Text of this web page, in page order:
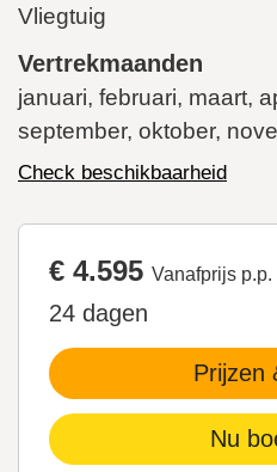
Vliegtuig
Vertrekmaanden
januari, februari, maart,
september, oktober,
Check beschikbaarheid
€ 4.595 Vanafprijs p.p.
24 dagen
Prijzen
Nu